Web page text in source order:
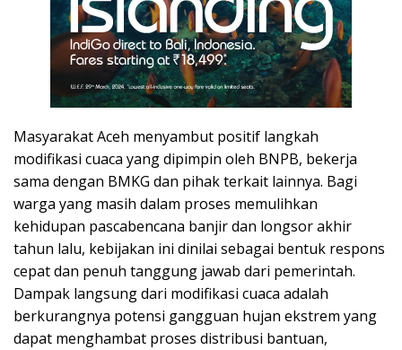
Masyarakat Aceh menyambut positif langkah
modifikasi cuaca yang dipimpin oleh BNPB, bekerja
sama dengan BMKG dan pihak terkait lainnya. Bagi
warga yang masih dalam proses memulihkan
kehidupan pascabencana banjir dan longsor akhir
tahun lalu, kebijakan ini dinilai sebagai bentuk respons
cepat dan penuh tanggung jawab dari pemerintah.
Dampak langsung dari modifikasi cuaca adalah
berkurangnya potensi gangguan hujan ekstrem yang
dapat menghambat proses distribusi bantuan,